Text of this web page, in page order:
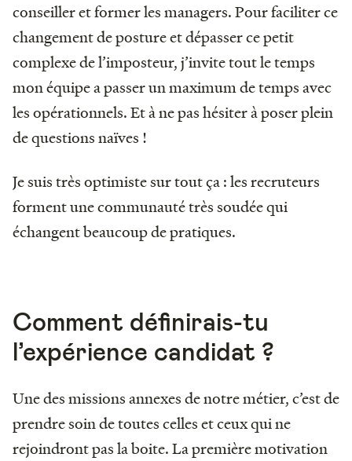
conseiller et former les managers. Pour faciliter ce
changement de posture et dépasser ce petit
complexe de l’imposteur, j’invite tout le temps
mon équipe a passer un maximum de temps avec
les opérationnels. Et à ne pas hésiter à poser plein
de questions naïves !
Je suis très optimiste sur tout ça : les recruteurs
forment une communauté très soudée qui
échangent beaucoup de pratiques.
Comment définirais-tu
l’expérience candidat ?
Une des missions annexes de notre métier, c’est de
prendre soin de toutes celles et ceux qui ne
rejoindront pas la boite. La première motivation